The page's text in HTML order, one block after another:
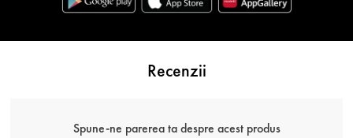
Recenzii
Spune-ne parerea ta despre acest produs